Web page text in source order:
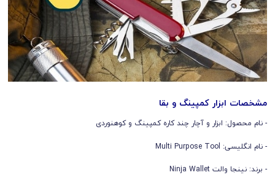
مشخصات ابزار کمپینگ و بقا
- نام محصول: ابزار و آچار چند کاره کمپینگ و کوهنوردی
- نام انگلیسی: Multi Purpose Tool
- برند: نینجا والت Ninja Wallet